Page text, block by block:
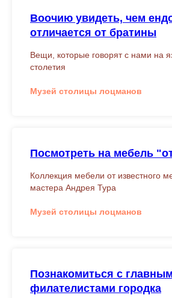
Воочию увидеть, чем
отличается от братины
Вещи, которые говорят с нами на
столетия
Музей столицы лоцманов
Посмотреть на мебель
Коллекция мебели от известного
мастера Андрея Тура
Музей столицы лоцманов
Познакомиться с
филателистами городка